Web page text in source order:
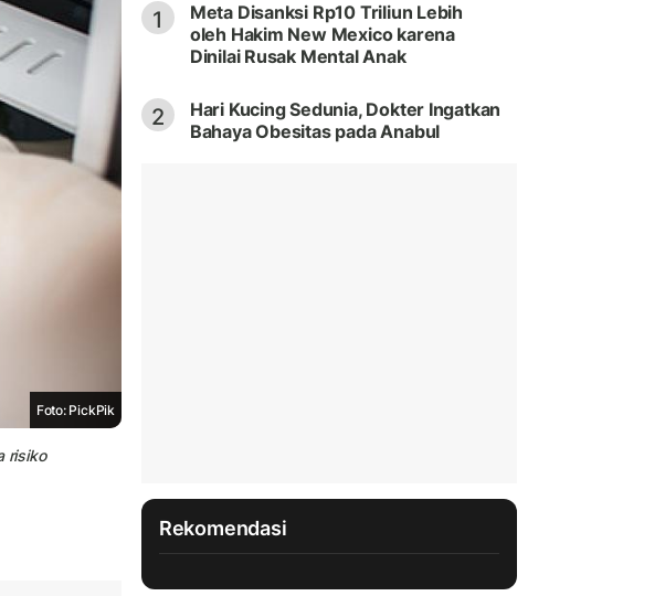
Foto: PickPik
risiko
1
Meta Disanksi Rp10 Triliun Lebih
oleh Hakim New Mexico karena
Dinilai Rusak Mental Anak
2
Hari Kucing Sedunia, Dokter Ingatkan
Bahaya Obesitas pada Anabul
Rekomendasi